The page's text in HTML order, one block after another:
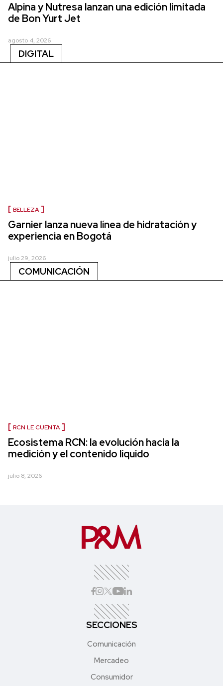
Alpina y Nutresa lanzan una edición limitada
de Bon Yurt Jet
agosto 4, 2026
DIGITAL
BELLEZA
Garnier lanza nueva línea de hidratación y
experiencia en Bogotá
julio 29, 2026
COMUNICACIÓN
RCN LE CUENTA
Ecosistema RCN: la evolución hacia la
medición y el contenido líquido
julio 8, 2026
SECCIONES
Comunicación
Mercadeo
Consumidor